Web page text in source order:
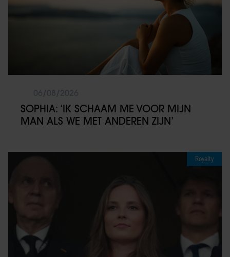
SOPHIA: ‘IK SCHAAM ME VOOR MIJN
MAN ALS WE MET ANDEREN ZIJN’
Royalty